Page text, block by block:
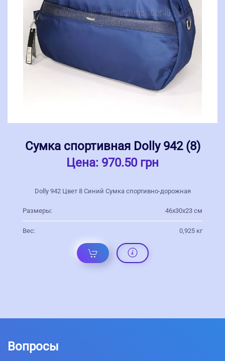
Сумка спортивная Dolly 942 (8)
Цена: 970.50 грн
Dolly 942 Цвет 8 Синий Сумка спортивно-дорожная
Размеры: 46х30х23 см
Вес: 0,925 кг
Вопросы